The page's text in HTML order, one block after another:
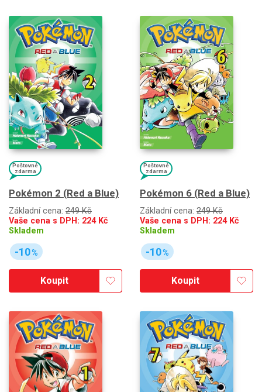
Poštovné
zdarma
Pokémon 2 (Red a Blue)
Základní cena: 249 Kč
Vaše cena s DPH: 224Kč
Skladem
-10%
Koupit
Poštovné
zdarma
Pokémon 6 (Red a Blue)
Základní cena: 249 Kč
Vaše cena s DPH: 224Kč
Skladem
-10%
Koupit